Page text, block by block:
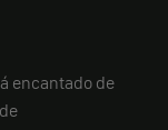
encantado de